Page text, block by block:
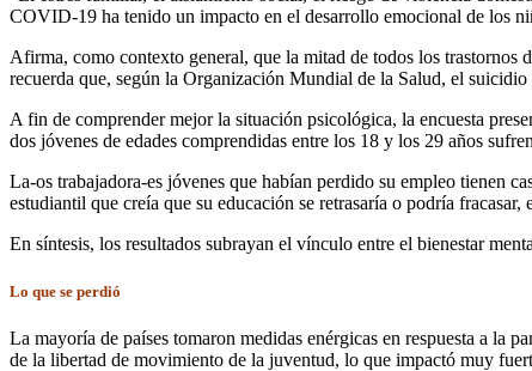
COVID-19 ha tenido un impacto en el desarrollo emocional de los
Afirma, como contexto general, que la mitad de todos los trastornos
recuerda que, según la Organización Mundial de la Salud, el
A fin de comprender mejor la situación psicológica, la encuesta
dos jóvenes de edades comprendidas entre los 18 y los 29 años
La-os trabajadora-es jóvenes que habían perdido su empleo tienen
estudiantil que creía que su educación se retrasaría o podría
En síntesis, los resultados subrayan el vínculo entre el bienestar
Lo que se perdió
La mayoría de países tomaron medidas enérgicas en respuesta a la
de la libertad de movimiento de la juventud, lo que impactó muy